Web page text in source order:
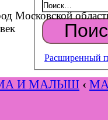
Московской
Расширенный
И МАЛЫШ ‹